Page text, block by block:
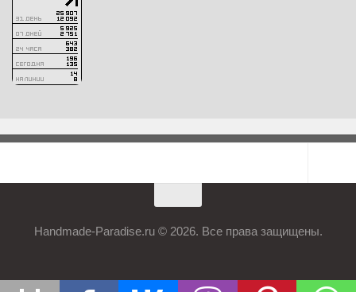
Handmade-Paradise.ru © 2026. Все права защищены.